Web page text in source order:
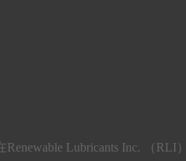
Lubricants Inc. （RLI